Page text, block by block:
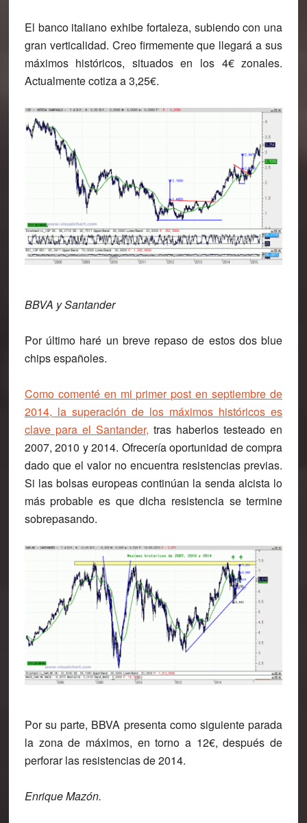
El banco italiano exhibe fortaleza, subiendo con una
gran verticalidad. Creo firmemente que llegará a sus
máximos históricos, situados en los 4€ zonales.
Actualmente cotiza a 3,25€.
BBVA y Santander
Por último haré un breve repaso de estos dos blue
chips españoles.
Como comenté en mi primer post en septiembre de
2014, la superación de los máximos históricos es
clave para el Santander, tras haberlos testeado en
2007, 2010 y 2014. Ofrecería oportunidad de compra
dado que el valor no encuentra resistencias previas.
Si las bolsas europeas continúan lasenda alcista lo
más probable es que dicha resistencia se termine
sobrepasando.
Por su parte, BBVA presenta como siguiente parada
la zona de máximos, en torno a 12€, después de
perforar las resistencias de 2014.
Enrique Mazón.